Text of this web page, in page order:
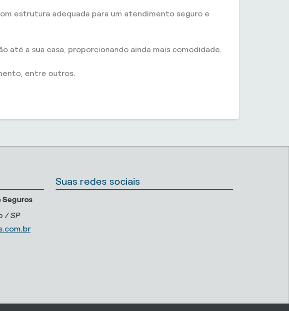
estrutura adequada para um atendimento seguro e
até a sua casa, proporcionando ainda mais comodidade.
entre outros.
Seguros
/ SP
Suas redes sociais